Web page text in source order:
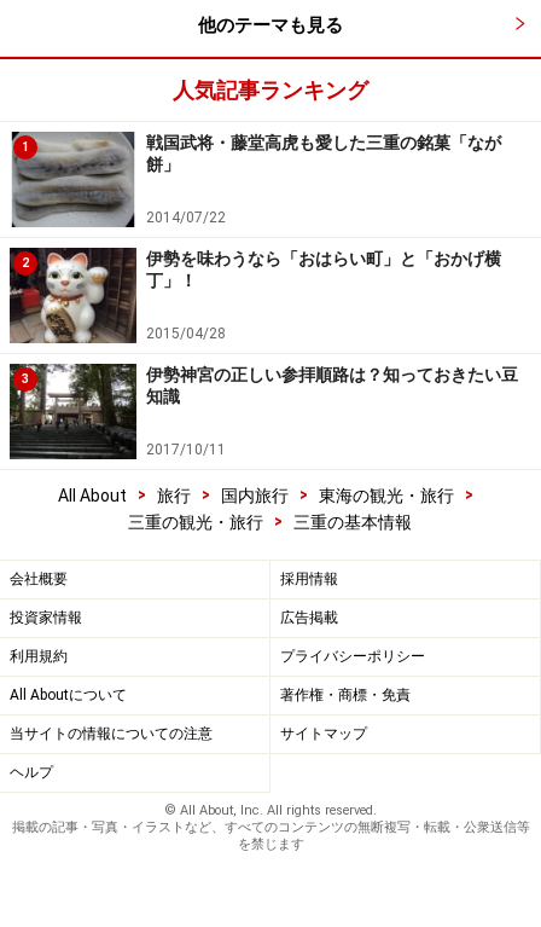
他のテーマも見る
人気記事ランキング
1
戦国武将・藤堂高虎も愛した三重の銘菓「なが
餅」
2014/07/22
2
伊勢を味わうなら「おはらい町」と「おかげ横
丁」！
2015/04/28
3
伊勢神宮の正しい参拝順路は？知っておきたい豆
知識
2017/10/11
All About > 旅行 > 国内旅行 > 東海の観光・旅行
>
三重の観光・旅行
> 三重の基本情報
会社概要 採用情報
投資家情報 広告掲載
利用規約 プライバシーポリシー
All Aboutについて 著作権・商標・免責
当サイトの情報についての注意 サイトマップ
ヘルプ
© All About, Inc. All rights reserved.
掲載の記事・写真・イラストなど、すべてのコンテンツの無断複写・転載・公衆送信等
を禁じます